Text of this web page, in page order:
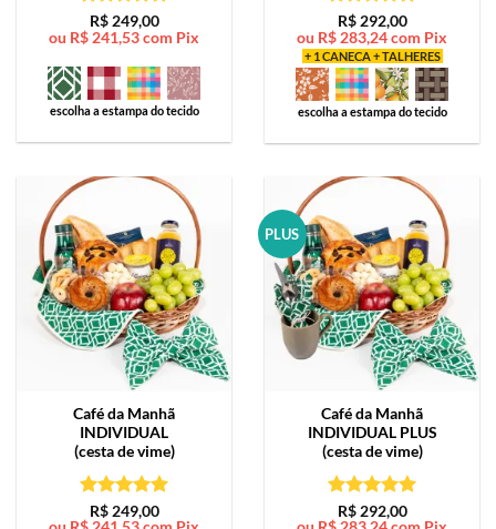
Avaliação5
de 5
R$249,00
ou R$ 241,53com Pix
escolha a estampa do tecido
Avaliação5
de 5
R$292,00
ou R$ 283,24com Pix
+ 1 CANECA + TALHERES
escolha a estampa do tecido
Café da Manhã
INDIVIDUAL
(cesta de vime)
Avaliação5
R$249,00
PLUS
Café da Manhã
INDIVIDUAL PLUS
(cesta de vime)
Avaliação5
R$292,00